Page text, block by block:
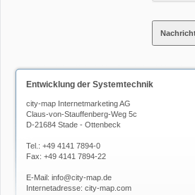
Entwicklung der Systemtechnik
city-map Internetmarketing AG
Claus-von-Stauffenberg-Weg 5c
D-21684 Stade - Ottenbeck
Tel.: +49 4141 7894-0
Fax: +49 4141 7894-22
E-Mail: info@city-map.de
Internetadresse: city-map.com